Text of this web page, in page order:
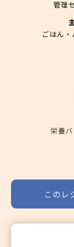
ごはん
栄養
このレ